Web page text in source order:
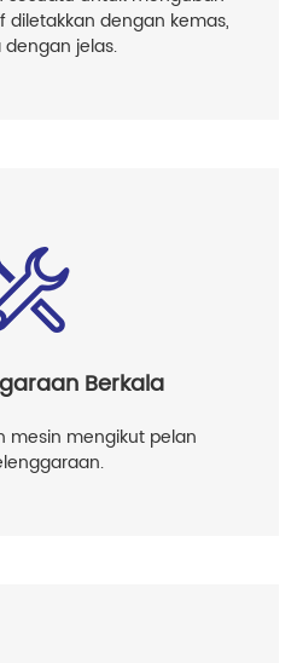
diletakkan dengan kemas,
jelas.
Berkala
mesin mengikut pelan